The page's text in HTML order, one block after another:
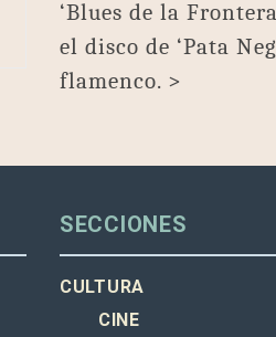
‘Blues de la
el disco de ‘Pata
flamenco. >
SECCIONES
CULTURA
CINE